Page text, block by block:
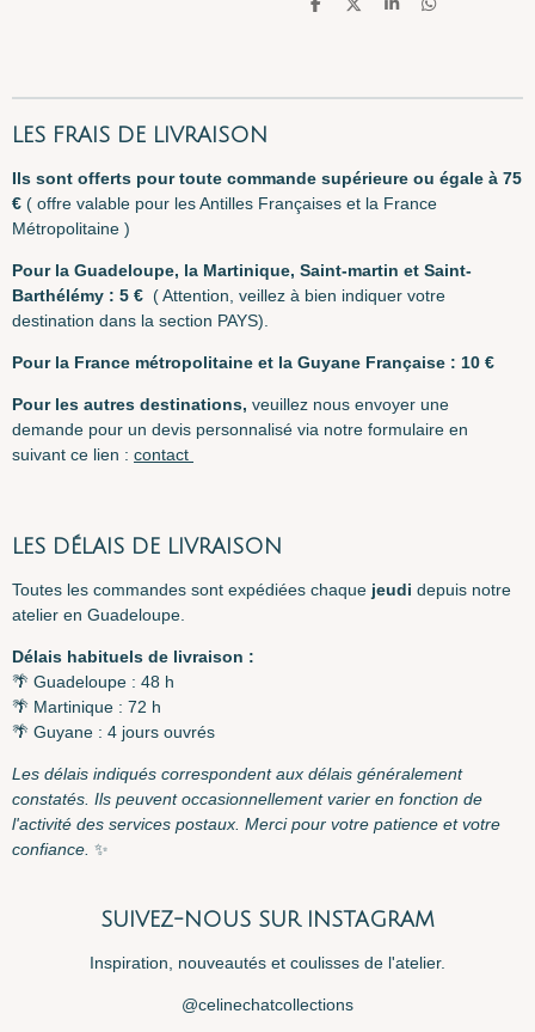
P
g
P
g
P
g
P
g
LES FRAIS DE LIVRAISON
Ils sont offerts pour toute commande supérieure ou égale à 75
€ ( offre valable pour les Antilles Françaises et la France
Métropolitaine )
Pour la Guadeloupe, la Martinique, Saint-martin et Saint-
Barthélémy : 5 € ( Attention, veillez à bien indiquer votre
destination dans la section PAYS).
Pour la France métropolitaine et la Guyane Française : 10 €
Pour les autres destinations, veuillez nous envoyer une
demande pour un devis personnalisé via notre formulaire en
suivant ce lien : contact
LES DÉLAIS DE LIVRAISON
Toutes les commandes sont expédiées chaque jeudi depuis notre
atelier en Guadeloupe.
Délais habituels de livraison :
🌴 Guadeloupe : 48 h
🌴 Martinique : 72 h
🌴 Guyane : 4 jours ouvrés
Les délais indiqués correspondent aux délais généralement
constatés. Ils peuvent occasionnellement varier en fonction de
l'activité des services postaux. Merci pour votre patience et votre
confiance. ✨
SUIVEZ-NOUS SUR INSTAGRAM
Inspiration, nouveautés et coulisses de l'atelier.
@celinechatcollections